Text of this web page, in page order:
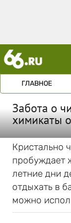
ГЛАВНОЕ
Забота о
химикаты
Кристально
пробуждает
летние дни
отдыхать в
можно